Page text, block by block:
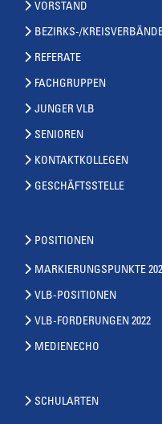
VORSTAND
BEZIRKS-/
REFERATE
FACHGRUPPEN
JUNGER VLB
SENIOREN
KONTAKTKOLLEGEN
GESCHÄFTSSTELLE
POSITIONEN
MARKIERUNGSPUNKTE
VLB-POSITIONEN
VLB-FORDERUNGEN 2022
MEDIENECHO
SCHULARTEN